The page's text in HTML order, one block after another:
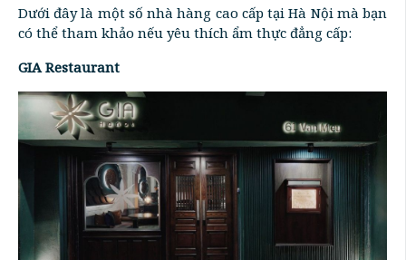
Dưới đây là một số nhà hàng cao cấp tại Hà Nội mà bạn
có thể tham khảo nếu yêu thích ẩm thực đẳng cấp:
GIA Restaurant